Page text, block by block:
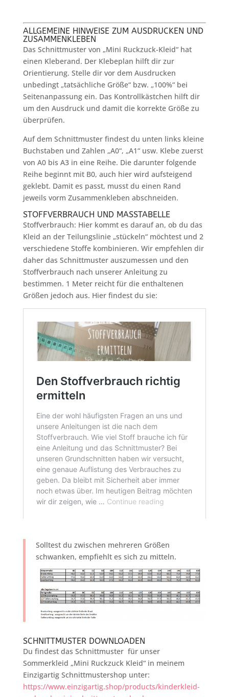
ALLGEMEINE HINWEISE ZUM AUSDRUCKEN UND
ZUSAMMENKLEBEN
Das Schnittmuster von „Mini Ruckzuck-Kleid“ hat
einen Kleberand. Der Klebeplan hilft dir zur
Orientierung. Stelle dir vor dem Ausdrucken
unbedingt „tatsächliche Größe“ bzw. „100%“ bei
Seitenanpassung ein. Das Kontrollkästchen hilft dir
um den Ausdruck und damit die korrekte Größe zu
überprüfen.
Auf dem Schnittmuster findest du unten links kleine
Buchstaben und Zahlen „A0“, „A1“ usw. Klebe zuerst
von A0 bis A3 in eine Reihe. Die darunter folgende
Reihe beginnt mit B0, auch hier wird aufsteigend
geklebt. Damit es passt, musst du einen Rand
jeweils vorm Zusammenkleben abschneiden.
STOFFVERBRAUCH UND MASSTABELLE
Stoffverbrauch: Hier kommt es darauf an, ob du das
Kleid an der Teilungslinie „stückeln“ möchtest und 2
verschiedene Stoffe kombinieren. Wir empfehlen dir
daher das Schnittmuster auszumessen und den
Stoffverbrauch nach unserer Anleitung zu
bestimmen. 1 Meter reicht für die enthaltenen
Größen jedoch aus. Hier findest du sie:
Solltest du zwischen mehreren Größen
schwanken, empfiehlt es sich zu mitteln.
SCHNITTMUSTER DOWNLOADEN
Du findest das Schnittmuster für unser
Sommerkleid „Mini Ruckzuck Kleid“ in meinem
Einzigartig Schnittmustershop unter:
https://www.einzigartig.shop/products/kinderkleid-